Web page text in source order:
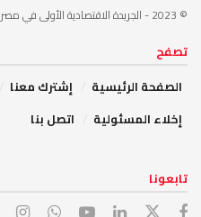
© 2023 - الجريدة الاقتصادية الأولى في مصر
تصفح
الصفحة الرئيسية
إشترك معنا
إخلاء المسئولية
اتصل بنا
تابعونا